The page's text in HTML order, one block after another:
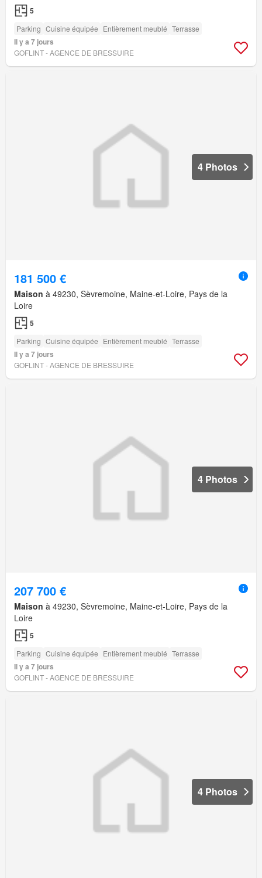
5
Parking Cuisine équipée Entièrement meublé Terrasse
Il y a 7 jours
GOFLINT - AGENCE DE BRESSUIRE
4 Photos
181 500 €
Maison à 49230, Sèvremoine, Maine-et-Loire, Pays de la
Loire
5
Parking Cuisine équipée Entièrement meublé Terrasse
Il y a 7 jours
GOFLINT - AGENCE DE BRESSUIRE
4 Photos
207 700 €
Maison à 49230, Sèvremoine, Maine-et-Loire, Pays de la
Loire
5
Parking Cuisine équipée Entièrement meublé Terrasse
Il y a 7 jours
GOFLINT - AGENCE DE BRESSUIRE
4 Photos